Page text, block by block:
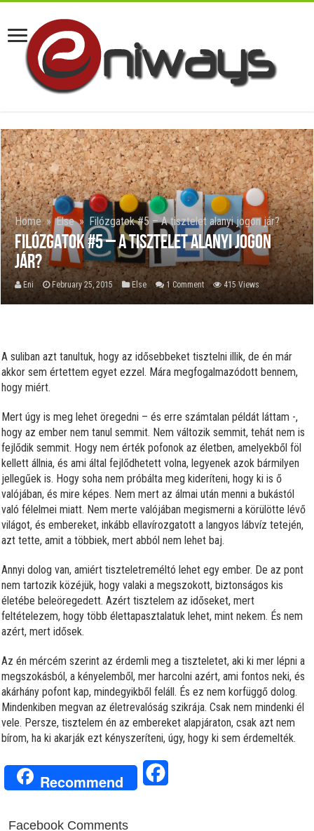
Home » Else » Filózgatok #5 – A tisztelet alanyi jogon jár?
Filózgatok #5 – A tisztelet alanyi jogon
jár?
Eni February 25, 2015 Else 1 Comment 415 Views
A suliban azt tanultuk, hogy az idősebbeket tisztelni illik, de én már
akkor sem értettem egyet ezzel. Mára megfogalmazódott bennem,
hogy miért.
Mert úgy is meg lehet öregedni – és erre számtalan példát láttam -,
hogy az ember nem tanul semmit. Nem változik semmit, tehát nem is
fejlődik semmit. Hogy nem érték pofonok az életben, amelyekből föl
kellett állnia, és ami által fejlődhetett volna, legyenek azok bármilyen
jellegűek is. Hogy soha nem próbálta meg kideríteni, hogy ki is ő
valójában, és mire képes. Nem mert az álmai után menni a bukástól
való félelmei miatt. Nem merte valójában megismerni a körülötte lévő
világot, és embereket, inkább ellavírozgatott a langyos lábvíz tetején,
azt tette, amit a többiek, mert abból nem lehet baj.
Annyi dolog van, amiért tiszteletreméltó lehet egy ember. De az pont
nem tartozik közéjük, hogy valaki a megszokott, biztonságos kis
életébe beleöregedett. Azért tisztelem az időseket, mert
feltételezem, hogy több élettapasztalatuk lehet, mint nekem. És nem
azért, mert idősek.
Az én mércém szerint az érdemli meg a tiszteletet, aki ki mer lépni a
megszokásból, a kényelemből, mer harcolni azért, ami fontos neki, és
akárhány pofont kap, mindegyikből feláll. És ez nem korfüggő dolog.
Mindenkiben megvan az életrevalóság szikrája. Csak nem mindenki él
vele. Persze, tisztelem én az embereket alapjáraton, csak azt nem
bírom, ha ki akarják ezt kényszeríteni, úgy, hogy ki sem érdemelték.
Recommend
Facebook Comments